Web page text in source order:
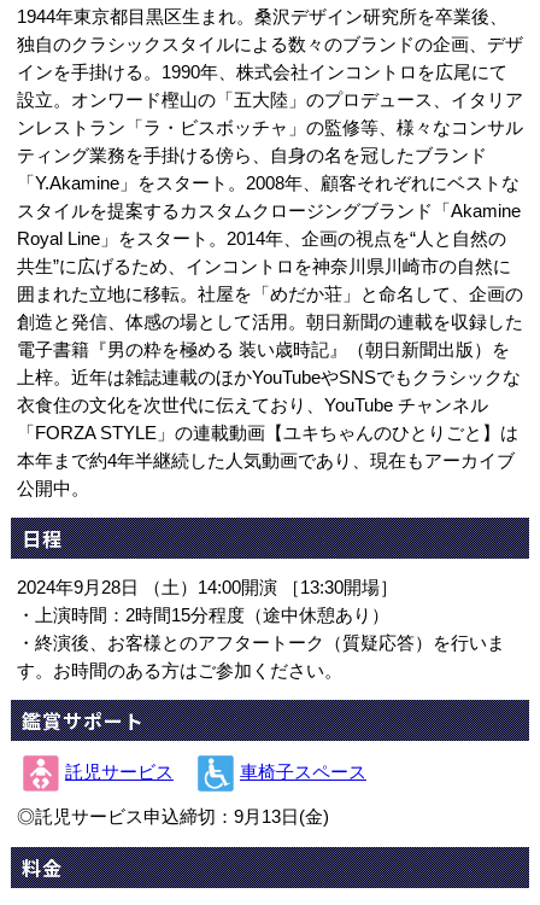
1944年東京都目黒区生まれ。桑沢デザイン研究所を卒業後、
独自のクラシックスタイルによる数々のブランドの企画、デザ
インを手掛ける。1990年、株式会社インコントロを広尾にて
設立。オンワード樫山の「五大陸」のプロデュース、イタリア
ンレストラン「ラ・ビスボッチャ」の監修等、様々なコンサル
ティング業務を手掛ける傍ら、自身の名を冠したブランド
「Y.Akamine」をスタート。2008年、顧客それぞれにベストな
スタイルを提案するカスタムクロージングブランド「Akamine
Royal Line」をスタート。2014年、企画の視点を“人と自然の
共生”に広げるため、インコントロを神奈川県川崎市の自然に
囲まれた立地に移転。社屋を「めだか荘」と命名して、企画の
創造と発信、体感の場として活用。朝日新聞の連載を収録した
電子書籍『男の粋を極める 装い歳時記』（朝日新聞出版）を
上梓。近年は雑誌連載のほかYouTubeやSNSでもクラシックな
衣食住の文化を次世代に伝えており、YouTube チャンネル
「FORZA STYLE」の連載動画【ユキちゃんのひとりごと】は
本年まで約4年半継続した人気動画であり、現在もアーカイブ
公開中。
日程
2024年9月28日 （土）14:00開演 ［13:30開場］
・上演時間：2時間15分程度（途中休憩あり）
・終演後、お客様とのアフタートーク（質疑応答）を行いま
す。お時間のある方はご参加ください。
鑑賞サポート
託児サービス 車椅子スペース
◎託児サービス申込締切：9月13日(金)
料金